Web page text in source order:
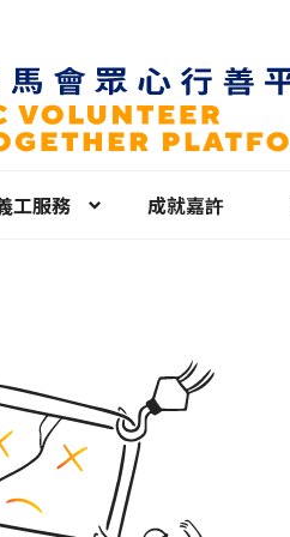
工服務 成就嘉許